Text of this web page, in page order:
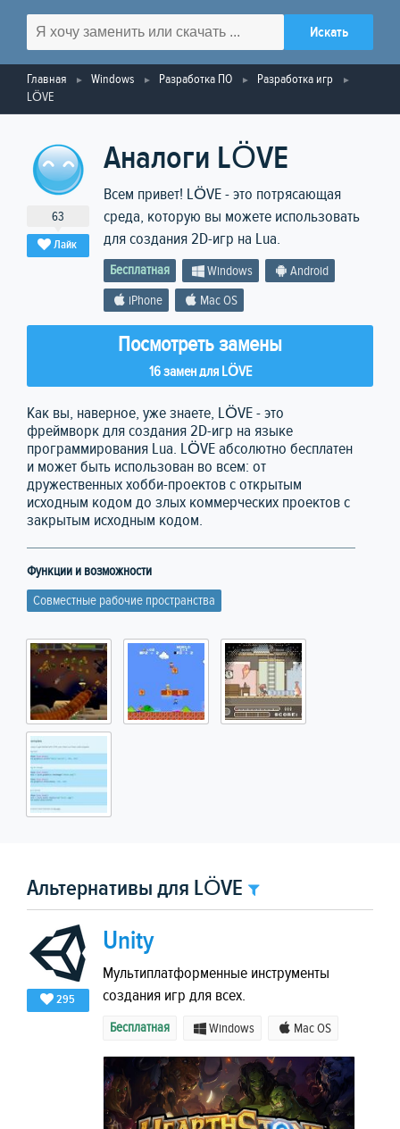
Главная Windows Разработка ПО
Разработка игр
LÖVE
63
Лайк
Аналоги LÖVE
Всем привет! LÖVE - это потрясающая
среда, которую вы можете использовать
для создания 2D-игр на Lua.
Бесплатная Windows
Android
iPhone
Mac OS
Посмотреть замены
16 замен для LÖVE
Как вы, наверное, уже знаете, LÖVE - это
фреймворк для создания 2D-игр на языке
программирования Lua. LÖVE абсолютно бесплатен
и может быть использован во всем: от
дружественных хобби-проектов с открытым
исходным кодом до злых коммерческих проектов с
закрытым исходным кодом.
Функции и возможности
Совместные рабочие пространства
Альтернативы для LÖVE
295
Unity
Мультиплатформенные инструменты
создания игр для всех.
Бесплатная Windows Mac OS